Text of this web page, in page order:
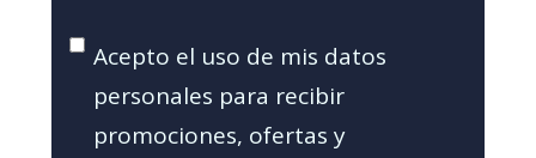
Acepto el uso de mis datos
personales para recibir
promociones, ofertas y